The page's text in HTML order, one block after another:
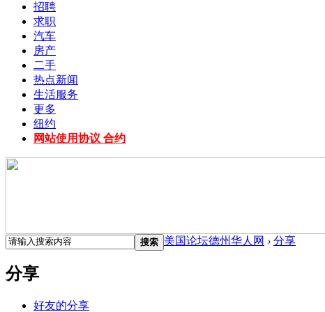
招聘
求职
汽车
房产
二手
热点新闻
生活服务
更多
纽约
网站使用协议 合约
搜索 美国论坛德州华人网 › 分享
分享
好友的分享